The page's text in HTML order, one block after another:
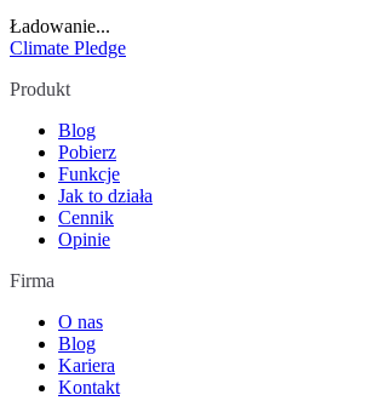
Ładowanie...
Climate Pledge
Produkt
Blog
Pobierz
Funkcje
Jak to działa
Cennik
Opinie
Firma
O nas
Blog
Kariera
Kontakt